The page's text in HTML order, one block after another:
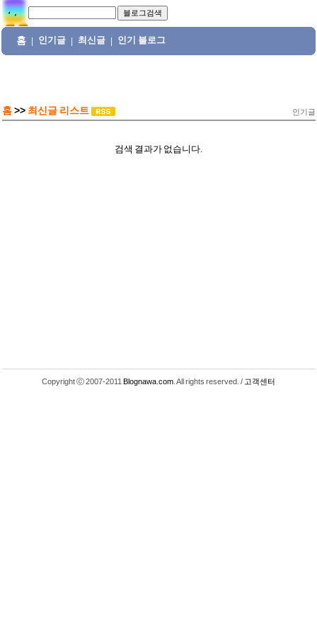
홈 인기글 최신글 인기 블로그
홈 >> 최신글 리스트 인기글
검색 결과가 없습니다.
Copyright ⓒ 2007-2011 Blognawa.com . All rights reserved. / 고객센터